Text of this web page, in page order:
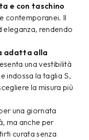
e con taschino
contemporanei. Il
rendendo
adatta alla
una vestibilità
indossa la taglia S,
la misura più
una giornata
ma anche per
curata senza